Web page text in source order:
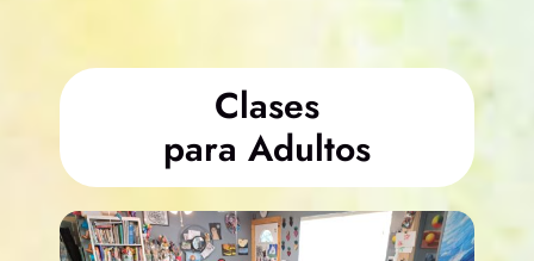
Clases
para Adultos